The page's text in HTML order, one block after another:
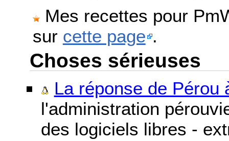
Mes recettes pour
sur cette page .
Choses sérieuses
La réponse de Pérou
l'administration
des logiciels libres -